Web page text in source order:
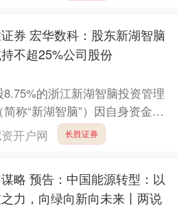
券 宏华数科：股东新湖智脑
不超25%公司股份
的浙江新湖智脑投资管理
称“新湖智脑”）因自身资金需
减持本公司股份179.45万股....
开户网 长胜证券
略 预告：中国能源转型：以
力，向绿向新向未来丨两说